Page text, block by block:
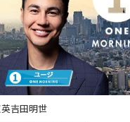
吉田明世